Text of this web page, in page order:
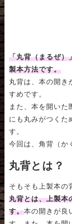
「丸背（まるぜ）
製本方法です。
丸背は、本の開き
すめです。
また、本を開いた
にも丸みがつくた
す。
今回は、角背（か
丸背とは？
そもそも上製本の
丸背とは、上製本
す。本の開きが良